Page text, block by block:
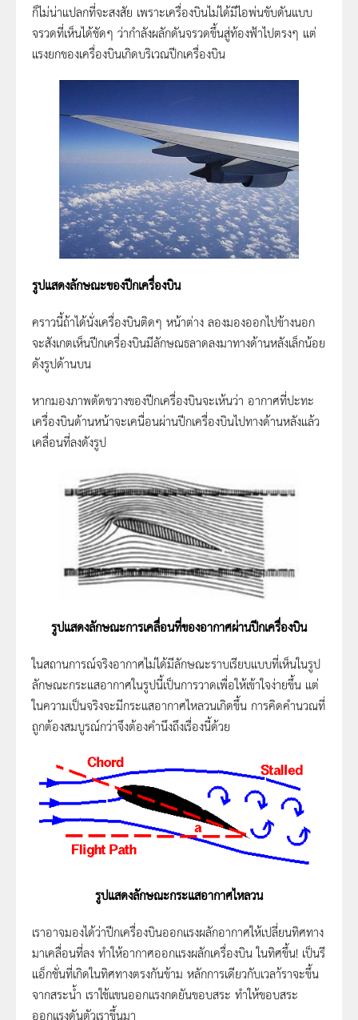
ก็ไม่น่าแปลกที่จะสงสัย เพราะเครื่องบินไม่ได้มีไอพ่นขับดันแบบ
จรวดที่เห็นได้ชัดๆ ว่ากำลังผลักดันจรวดขึ้นสู่ท้องฟ้าไปตรงๆ แต่
แรงยกของเครื่องบินเกิดบริเวณปีกเครื่องบิน
รูปแสดงลักษณะของปีกเครื่องบิน
คราวนี้ถ้าได้นั่งเครื่องบินติดๆ หน้าต่าง ลองมองออกไปข้างนอก
จะสังเกตเห็นปีกเครื่องบินมีลักษณธลาดลงมาทางด้านหลังเล็กน้อย
ดังรูปด้านบน
หากมองภาพตัดขวางของปีกเครื่องบินจะเห้นว่า อากาศที่ปะทะ
เครื่องบินด้านหน้าจะเคนื่อนผ่านปีกเครื่องบินไปทางด้านหลังแล้ว
เคลื่อนที่ลงดังรูป
รูปแสดงลักษณะการเคลื่อนที่ของอากาศผ่านปีกเครื่องบิน
ในสถานการณ์จริงอากาศไม่ได้มีลักษณะราบเรียบแบบที่เห็นในรูป
ลักษณะกระแสอากาศในรูปนี้เป็นการวาดเพื่อให้เข้าใจง่ายขึ้น แต่
ในความเป็นจริงจะมีกระแสอากาศไหลวนเกิดขึ้น การคิดคำนวณที่
ถูกต้องสมบูรณ์กว่าจึงต้องคำนึงถึงเรื่องนี้ด้วย
รูปแสดงลักษณะกระแสอากาศไหลวน
เราอาจมองได้ว่าปีกเครื่องบินออกแรงผลักอากาศให้เปลี่ยนทิศทาง
มาเคลื่อนที่ลง ทำให้อากาศออกแรงผลักเครื่องบิน ในทิศขึ้น! เป็นรี
แอ็กชั่นที่เกิดในทิศทางตรงกันข้าม หลักการเดียวกับเวลา้ราจะขึ้น
จากสระน้ำ เราใช้แขนออกแรงกดยันขอบสระ ทำให้ขอบสระ
ออกแรงดันตัวเราขึ้นมา